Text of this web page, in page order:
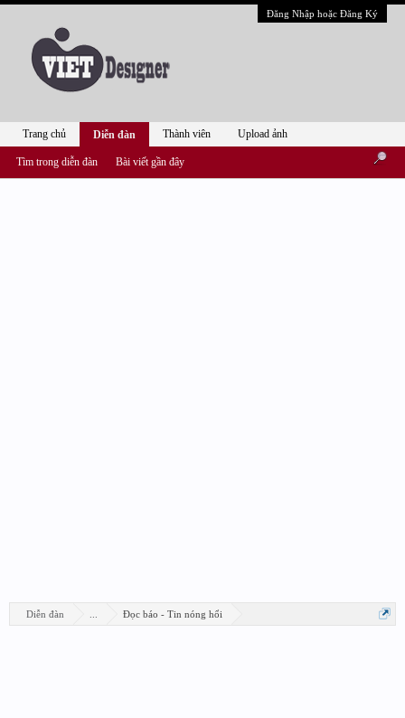
Đăng Nhập hoặc Đăng Ký
Diễn đàn Đọc báo - Tin nóng hổi
Trang chủ Diễn đàn
Tìm trong diễn đàn Bài viết gần đây
Thành viên Upload ảnh